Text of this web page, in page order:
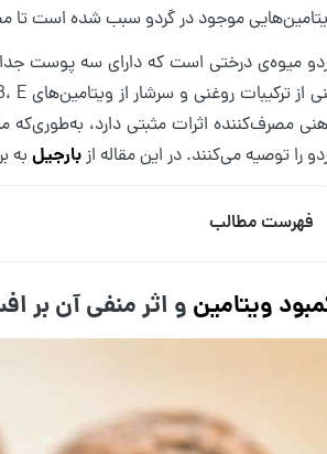
موجود در گردو سبب شده است تا
میوه‌ی درختی است که دارای سه پوست
مصرف‌کننده اثرات مثبتی دارد،
را توصیه می‌کنند. در این مقاله‌ ازبارجیل به
فهرست مطالب
ویتامین و اثر منفی آن بر